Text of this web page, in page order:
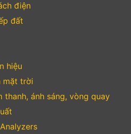
điện
đất
hiệu
mặt trời
thanh, ánh sáng, vòng quay